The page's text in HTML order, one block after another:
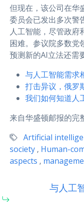
但现在，该公司在华
委员会已发出多次警
人工智能，尽管政府
困难。参议院多数党
预测新的AI立法还需
与人工智能需求
打击异议，俄罗
我们如何知道人
来自华盛顿邮报的完
Artificial
society , Human-
aspects ,
与人工